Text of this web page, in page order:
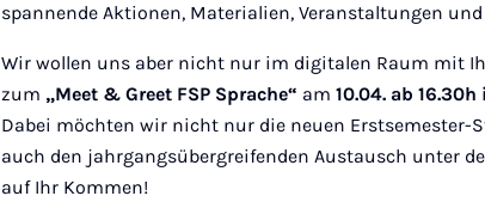
spannende Aktionen, Materialien, Veranstaltungen
Wir wollen uns aber nicht nur im digitalen Raum mit
zum „Meet & Greet FSP Sprache“ am10.04. ab
Dabei möchten wir nicht nur die neuen Erstsemester-
auch den jahrgangsübergreifenden Austausch unter
auf Ihr Kommen!